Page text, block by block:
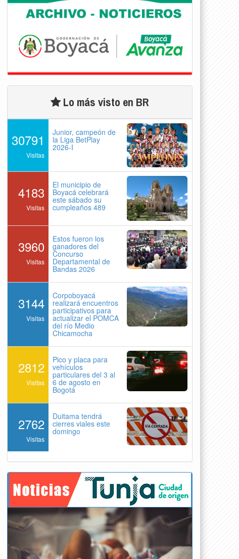
Lo más visto en BR
30791
Visitas
Junior, campeón de
la Liga BetPlay
2026-I
4183
Visitas
El municipio de
Boyacá celebrará
este sábado su
cumpleaños 489
3960
Visitas
Estos fueron los
ganadores del
Concurso
Departamental de
Bandas 2026
3144
Visitas
Corpoboyacá
realizará encuentros
participativos para
actualizar el POMCA
del río Medio
Chicamocha
2812
Visitas
Pico y placa para
vehículos
particulares del 3 al
6 de agosto en
Bogotá
2762
Visitas
Duitama tendrá
cierres viales este
domingo
Previous Next